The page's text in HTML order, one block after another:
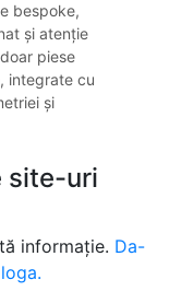
bespoke,
și atenție
piese
integrate cu
și
site-uri
informație. Da-